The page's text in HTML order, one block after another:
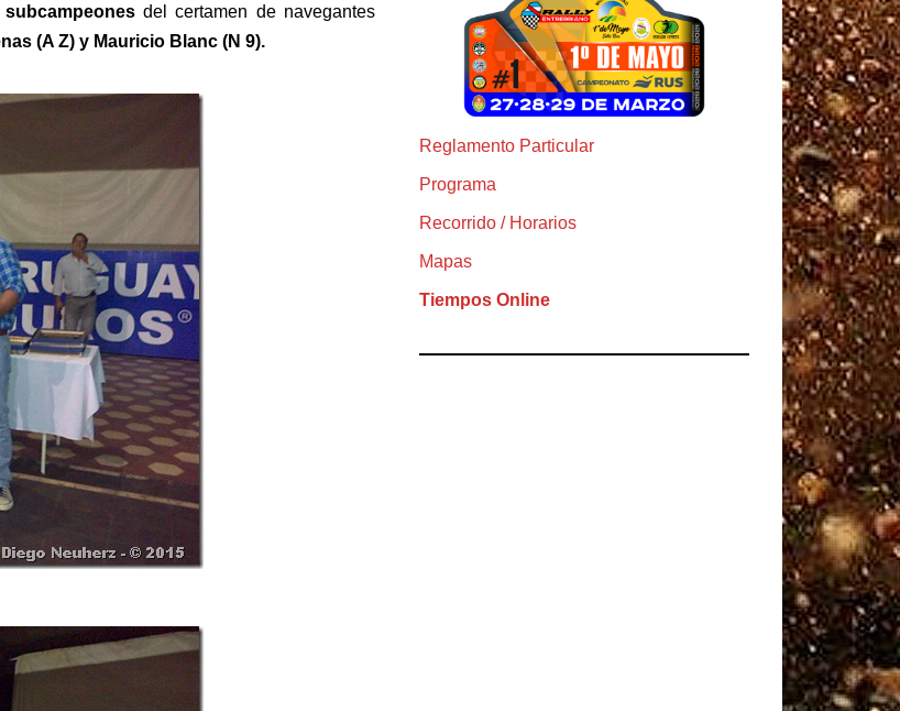
subcampeonesdel certamen de navegantes
(A Z) y Mauricio Blanc (N 9).
Reglamento Particular
Programa
Recorrido / Horarios
Mapas
Tiempos Online